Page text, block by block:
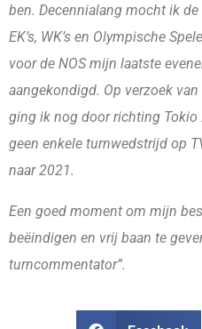
ben. Decennialang mocht ik
EK’s, WK’s en Olympische
voor de NOS mijn laatste
aangekondigd. Op verzoek
ging ik nog door richting Tokio
geen enkele turnwedstrijd op
naar 2021.
Een goed moment om mijn
beëindigen en vrij baan te
turncommentator”.